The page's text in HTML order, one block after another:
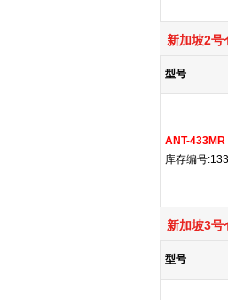
新加坡2号
型号
ANT-433MR
库存编号
新加坡3号
型号